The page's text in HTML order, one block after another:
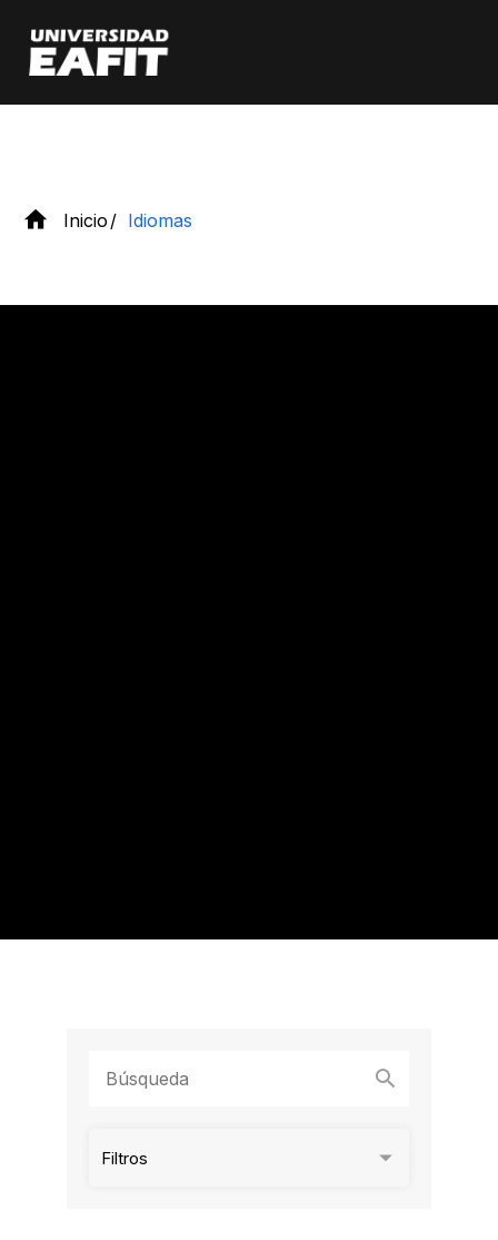
contenido
principal
Inicio Idiomas
Filtros